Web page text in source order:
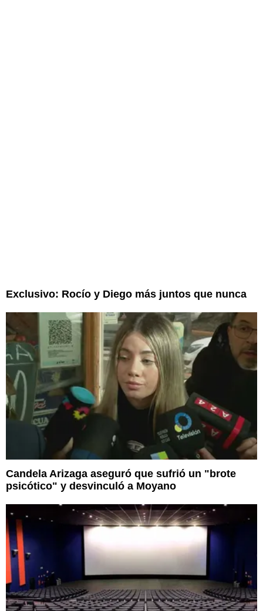
Exclusivo: Rocío y Diego más juntos que nunca
Candela Arizaga aseguró que sufrió un "brote
psicótico" y desvinculó a Moyano